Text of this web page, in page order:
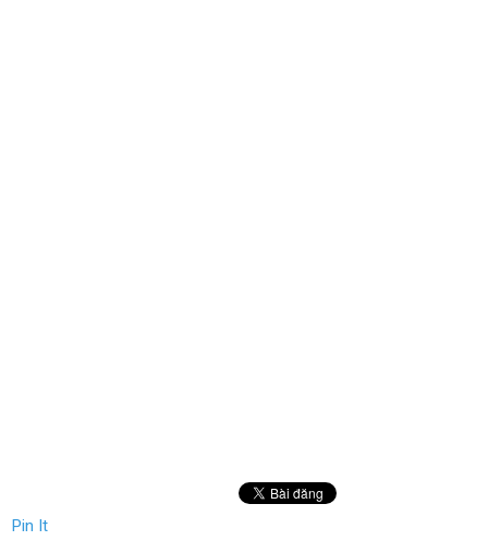
Pin It